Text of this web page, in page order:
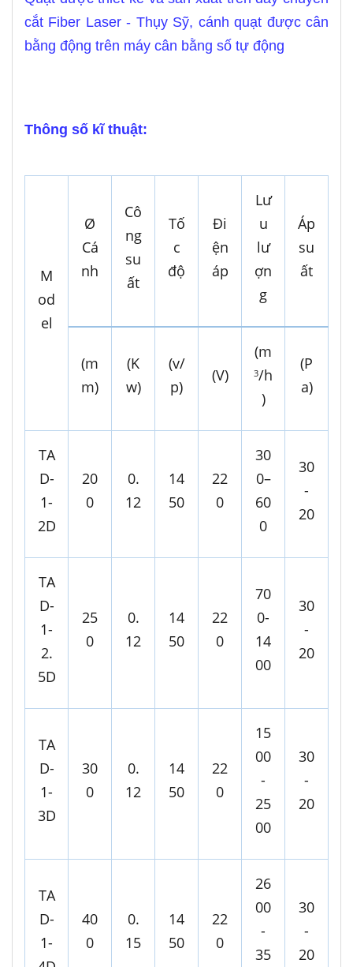
cắt Fiber Laser - Thụy Sỹ, cánh quạt được cân
bằng động trên máy cân bằng số tự động
Thông số kĩ thuật:
M
od
el
Ø
Cá
nh
Cô
ng
su
ất
Tố
c
độ
Đi
ện
áp
Lư
u
lư
ợn
g
Áp
su
ất
(m
m)
(K
w)
(v/
p)
(V)
(m
3/h
)
(P
a)
TA
D-
1-
2D
20
0
0.
12
14
50
22
0
30
0–
60
0
30
-
20
TA
D-
1-
2.
5D
25
0
0.
12
14
50
22
0
70
0-
14
00
30
-
20
TA
D-
1-
3D
30
0
0.
12
14
50
22
0
15
00
-
25
00
30
-
20
TA
D-
1-
40
0
0.
15
14
50
22
0
26
00
-
35
30
-
20